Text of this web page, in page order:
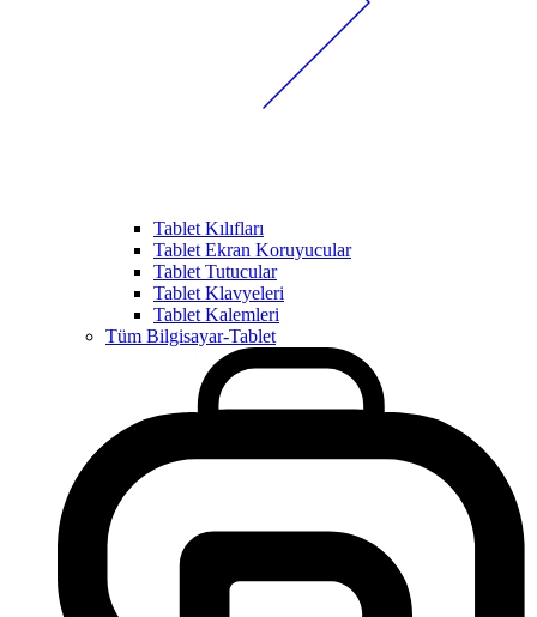
Tablet Kılıfları
Tablet Ekran Koruyucular
Tablet Tutucular
Tablet Klavyeleri
Tablet Kalemleri
Tüm Bilgisayar-Tablet